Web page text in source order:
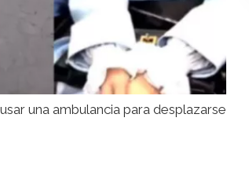
una ambulancia para desplazarse